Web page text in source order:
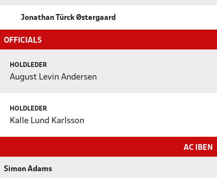
Jonathan Türck Østergaard
OFFICIALS
HOLDLEDER
August Levin Andersen
HOLDLEDER
Kalle Lund Karlsson
AC IBEN
Simon Adams